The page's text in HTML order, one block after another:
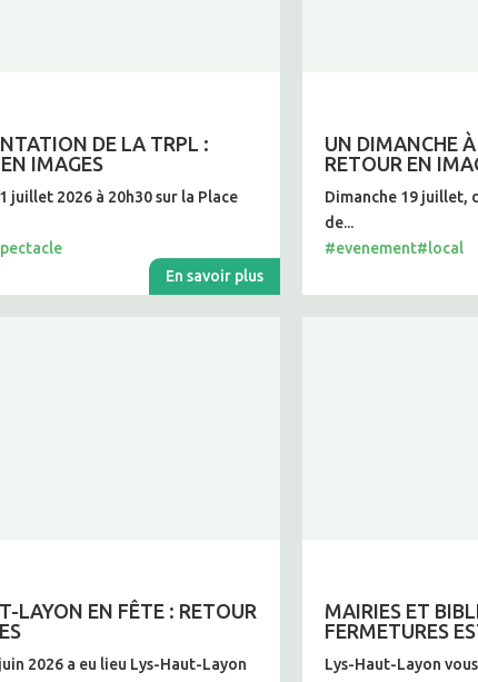
DE LA TRPL :
IMAGES
juillet 2026 à 20h30 sur la Place
En savoir plus
UN DIMANCHE
RETOUR EN
Dimanche 19 juillet,
de...
#evenement#local
LAYON EN FÊTE : RETOUR
2026 a eu lieu Lys-Haut-Layon
MAIRIES ET
FERMETURES
Lys-Haut-Layon